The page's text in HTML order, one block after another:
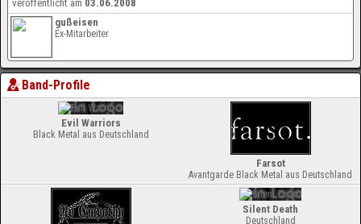
veröffentlicht am 03.06.2008
gußeisen
Ex-Mitarbeiter
Band-Profile
Evil Warriors
Black Metal aus Deutschland
Farsot
Avantgarde Black Metal aus Deutschland
Silent Death
Deutschland